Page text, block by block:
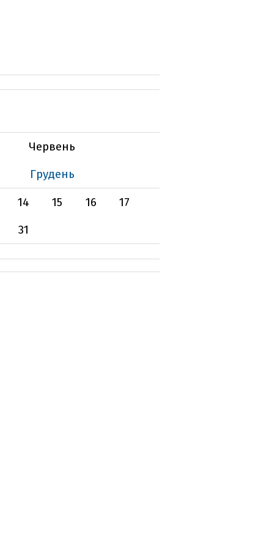
Червень
Грудень
14 15 16
17
31